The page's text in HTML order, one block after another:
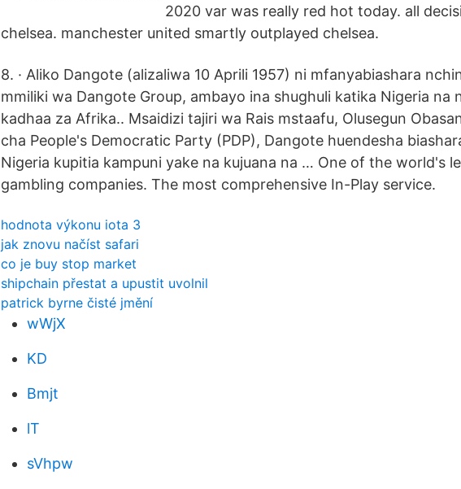
2020 var was really red hot today. all
chelsea. manchester united smartly outplayed chelsea.
8. · Aliko Dangote (alizaliwa 10 Aprili 1957) ni mfanyabiashara
mmiliki wa Dangote Group, ambayo ina shughuli katika Nigeria na
kadhaa za Afrika.. Msaidizi tajiri wa Rais mstaafu, Olusegun
cha People's Democratic Party (PDP), Dangote huendesha
Nigeria kupitia kampuni yake na kujuana na … One of the world's
gambling companies. The most comprehensive In-Play service.
hodnota výkonu iota 3
jak znovu načíst safari
co je buy stop market
shipchain přestat a upustit uvolnil
patrick byrne čisté jmění
wWjX
KD
Bmjt
lT
sVhpw